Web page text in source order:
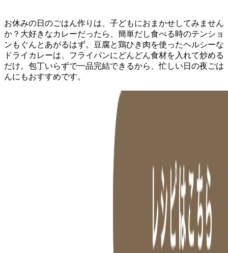
お休みの日のごはん作りは、子どもにおまかせしてみません
か？大好きなカレーだったら、簡単だし食べる時のテンショ
ンもぐんとあがるはず。豆腐と鶏ひき肉を使ったヘルシーな
ドライカレーは、フライパンにどんどん食材を入れて炒める
だけ。包丁いらずで一品完結できるから、忙しい日の夜ごは
んにもおすすめです。